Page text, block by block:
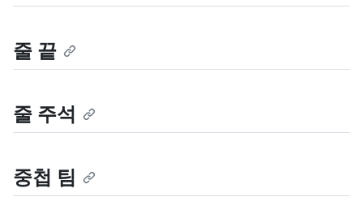
줄 끝
줄 주석
중첩 팀